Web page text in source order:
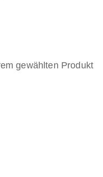
gewählten Produkt